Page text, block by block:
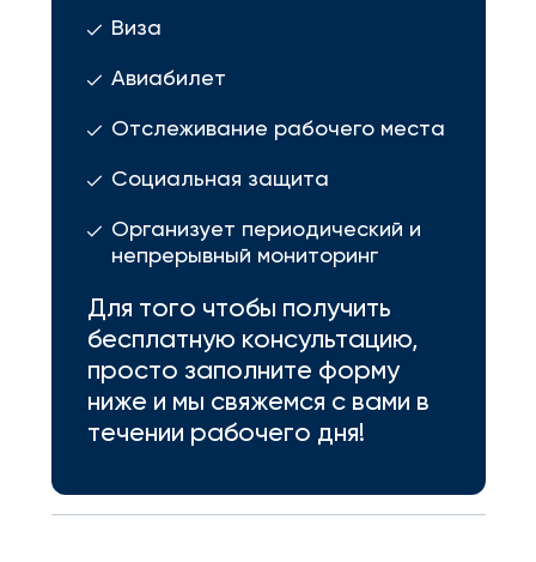
Виза
Авиабилет
Отслеживание рабочего места
Социальная защита
Организует периодический и
непрерывный мониторинг
Для того чтобы получить
бесплатную консультацию,
просто заполните форму
ниже и мы свяжемся с вами в
течении рабочего дня!